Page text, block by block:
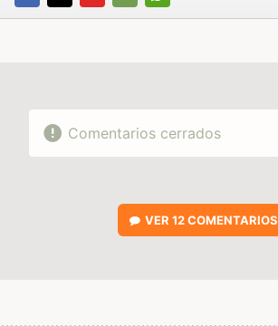
FACEBOOK
TWITTERFLIPBOARD
E-
WHATSAPP
Comentarios cerrados
VER12 COMENTARIOS